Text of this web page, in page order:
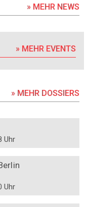
» MEHR NEWS
» MEHR EVENTS
» MEHR DOSSIERS
Uhr
Uhr